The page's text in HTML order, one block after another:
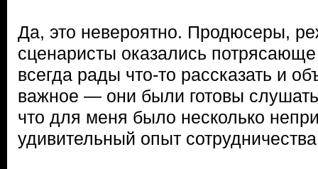
Да, это невероятно. Продюсеры,
сценаристы оказались
всегда рады что-то рассказать и
важное — они были готовы
что для меня было несколько
удивительный опыт